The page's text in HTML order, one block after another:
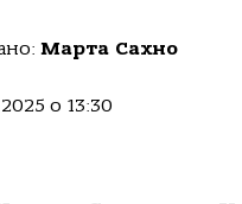
Марта Сахно
о 13:30